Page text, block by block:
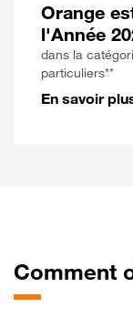
Orange
l'Année
dans la
particuliers**
En savoir
Comment